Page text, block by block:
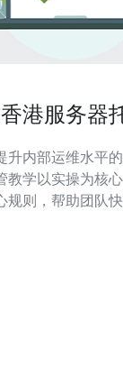
港服务器
升内部运维水平
教学以实操为核
规则，帮助团队